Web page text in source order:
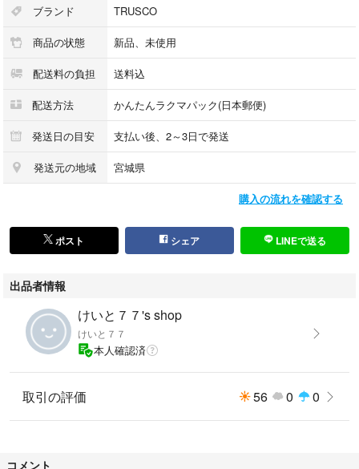
ブランド TRUSCO
商品の状態 新品、未使用
配送料の負担 送料込
配送方法 かんたんラクマパック(日本郵便)
発送日の目安 支払い後、2～3日で発送
発送元の地域 宮城県
購入の流れを確認する
ポスト シェア LINEで送る
出品者情報
けいと７７'s shop
けいと７７
本人確認済
取引の評価 56 0 0
コメント